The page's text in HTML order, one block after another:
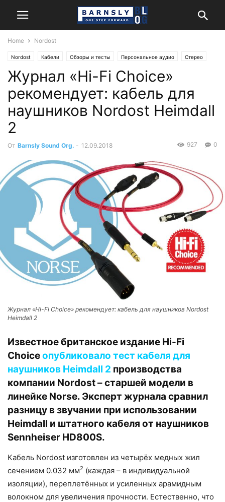
Home Nordost
Nordost Кабели Обзоры и тесты Персональное аудио Стерео
Журнал «Hi-Fi Choice»
рекомендует: кабель для
наушников Nordost Heimdall
2
От Barnsly Sound Org. - 12.09.2018 0
927
Журнал «Hi-Fi Choice» рекомендует: кабель для наушников Nordost
Heimdall 2
Известное британское издание Hi-Fi
Choiceопубликовало тест кабеля для
наушников Heimdall 2 производства
компании Nordost – старшей модели в
линейке Norse. Эксперт журнала сравнил
разницу в звучании при использовании
Heimdall и штатного кабеля от наушников
Sennheiser HD800S.
Кабель Nordost изготовлен из четырёх медных жил
сечением 0.032 мм2 (каждая – в индивидуальной
изоляции), переплетённых и усиленных арамидным
волокном для увеличения прочности. Естественно, что